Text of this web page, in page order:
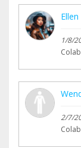
1/8/
2/7/